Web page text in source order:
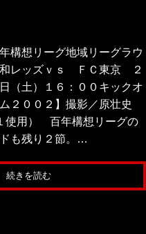
構想リーグ地域リーグラウ
レッズｖｓ ＦＣ東京 ２
（土）１６：００キックオ
２００２】撮影／原壮史
使用） 百年構想リーグの
も残り２節。…
続きを読む